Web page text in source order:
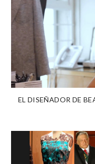
EL DISEÑADOR DE